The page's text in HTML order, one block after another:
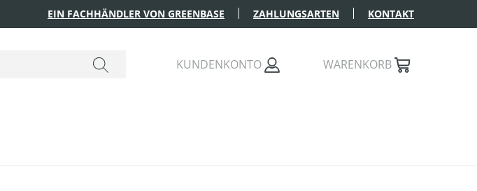
EIN FACHHÄNDLER VON GREENBASE ZAHLUNGSARTEN KONTAKT
KUNDENKONTO WARENKORB